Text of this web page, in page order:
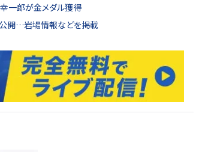
一郎が金メダル獲得
公開…岩場情報などを掲載